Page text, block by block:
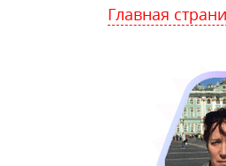
Главная